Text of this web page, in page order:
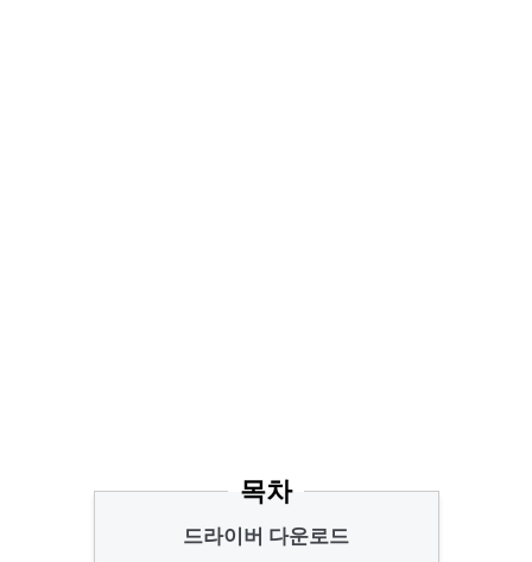
목차
드라이버 다운로드